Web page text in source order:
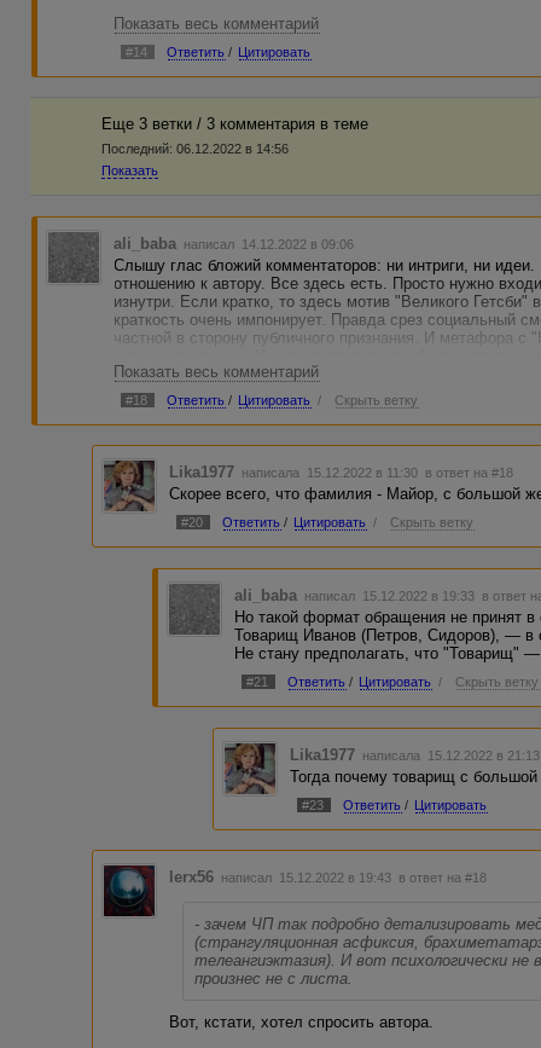
Показать весь комментарий
#14 Ответить / Цитировать
Еще 3 ветки / 3 комментария в темe
Последний: 06.12.2022 в 14:56
Показать
ali_baba написал 14.12.2022 в 09:06
Слышу глас бложий комментаторов: ни интриги, ни
отношению к автору. Все здесь есть. Просто нужно
изнутри. Если кратко, то здесь мотив "Великого Гетсби"
краткость очень импонирует. Правда срез социальный
частной в сторону публичного признания. И метафора
Но мне понравилось так, на уровне ощущений увидеть
тема песни
"Заполнен зал, в котором было пусто,
На сцене - свет, а в зале меркнет свет.
Сейчас вас будут развлекать искусством,
Сегодня просто плановый концерт.
На два часа вы станете добрее..."
- почему автор преступление называет ЧП, это
всплыло - это прошлое время или страна бывшего
- почему "Майор" пишется с большой, если это не
- зачем ЧП так подробно детализировать медицинским
брахиметатарзия, гипохондроплазия и
служивый все это произнес не с листа.
Показать весь комментарий
#18 Ответить / Цитировать / Скрыть ветку
Lika1977 написала 15.12.2022 в 11:30 в ответ на #18
Скорее всего, что фамилия - Майор, с большой
#20 Ответить / Цитировать / Скрыть ветку
ali_baba написал 15.12.2022 в 19:33 в ответ
Но такой формат обращения не принят
Товарищ Иванов (Петров, Сидоров), — в
Не стану предполагать, что "Товарищ"
#21 Ответить / Цитировать / Скрыть ветку
Lika1977 написала 15.12.2022 в
Тогда почему товарищ с
#23 Ответить / Цитировать
lerx56 написал 15.12.2022 в 19:43 в ответ на #18
- зачем ЧП так подробно детализировать
(странгуляционная асфиксия,
телеангиэктазия). И вот психологически
произнес не с листа.
Вот, кстати, хотел спросить автора.